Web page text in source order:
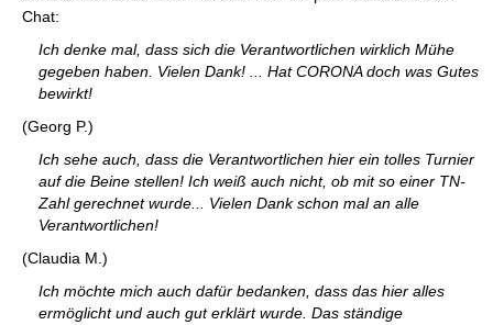
Chat:
Ich denke mal, dass sich die Verantwortlichen wirklich Mühe
gegeben haben. Vielen Dank! ... Hat CORONA doch was Gutes
bewirkt!
(Georg P.)
Ich sehe auch, dass die Verantwortlichen hier ein tolles Turnier
auf die Beine stellen! Ich weiß auch nicht, ob mit so einer TN-
Zahl gerechnet wurde... Vielen Dank schon mal an alle
Verantwortlichen!
(Claudia M.)
Ich möchte mich auch dafür bedanken, dass das hier alles
ermöglicht und auch gut erklärt wurde. Das ständige